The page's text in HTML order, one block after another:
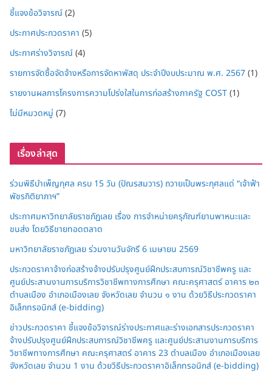
ชี้แจงข้อวิจารณ์(2)
ประกาศประกวดราคา (5)
ประกาศร่างวิจารณ์(4)
รายการจัดซื้อจัดจ้างหรือการจัดหาพัสดุ ประจำปีงบประมาณ พ.ศ. 2567(1)
รายงานผลการโครงการความโปร่งใสในการก่อสร้างภาครัฐ COST(1)
ไม่มีหมวดหมู่ (7)
เรื่องล่าสุด
ร่วมพิธีบำเพ็ญกุศล ครบ 15 วัน (ปัณรสมวาร) ถวายเป็นพระกุศลแด่ “เจ้าฟ้า
พัชรกิติยาภาฯ”
ประกาศมหาวิทยาลัยราชภัฏเลย เรื่อง การจำหน่ายครุภัณฑ์ยานพาหนะและ
ขนส่ง โดยวิธีขายทอดตลาด
มหาวิทยาลัยราชภัฏเลย ร่วมงานวันจักรี 6 เมษายน 2569
ประกวดราคาจ้างก่อสร้างจ้างปรับปรุงศูนย์ฝึกประสบการณ์วิชาชีพครู และ
ศูนย์ประสานงานการบริการวิชาชีพทางการศึกษา คณะครุศาสตร์ อาคาร ๒๓
ตำบลเมือง อำเภอเมืองเลย จังหวัดเลย จำนวน ๑ งาน ด้วยวิธีประกวดราคา
อิเล็กทรอนิกส์ (e-bidding)
ข่าวประกวดราคา ชี้แจงข้อวิจารณ์ร่างประกาศและร่างเอกสารประกวดราคา
จ้างปรับปรุงศูนย์ฝึกประสบการณ์วิชาชีพครู และศูนย์ประสานงานการบริการ
วิชาชีพทางการศึกษา คณะครุศาสตร์ อาคาร 23 ตำบลเมือง อำเภอเมืองเลย
จังหวัดเลย จำนวน 1 งาน ด้วยวิธีประกวดราคาอิเล็กทรอนิกส์ (e-bidding)